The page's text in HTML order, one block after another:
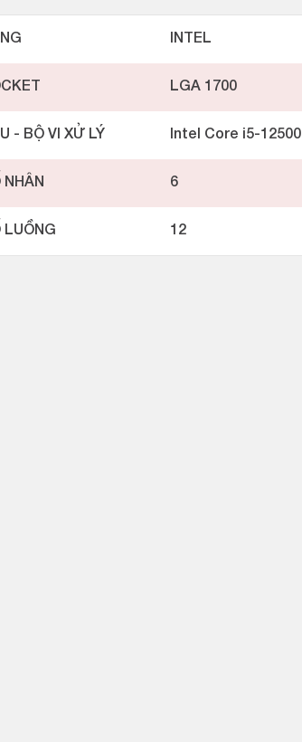
INTEL
LGA 1700
- BỘ VI XỬ LÝ Intel Core i5-12500
NHÂN 6
LUỒNG 12